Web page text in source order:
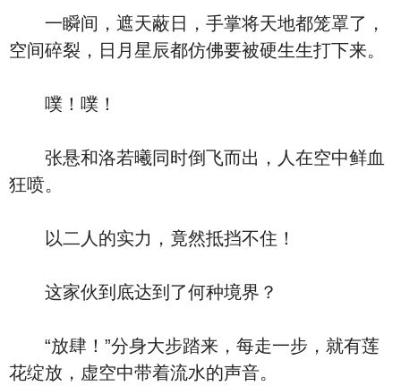
一瞬间，遮天蔽日，手掌将天地都笼罩了，
空间碎裂，日月星辰都仿佛要被硬生生打下来。
噗！噗！
张悬和洛若曦同时倒飞而出，人在空中鲜血
狂喷。
以二人的实力，竟然抵挡不住！
这家伙到底达到了何种境界？
“放肆！”分身大步踏来，每走一步，就有莲
花绽放，虚空中带着流水的声音。